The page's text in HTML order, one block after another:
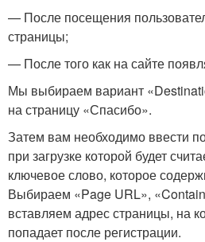
— После посещения
страницы;
— После того как на сайте
Мы выбираем вариант
на страницу «Спасибо».
Затем вам необходимо ввести
при загрузке которой будет
ключевое слово, которое
Выбираем «Page URL»,
вставляем адрес страницы, на
попадает после регистрации.